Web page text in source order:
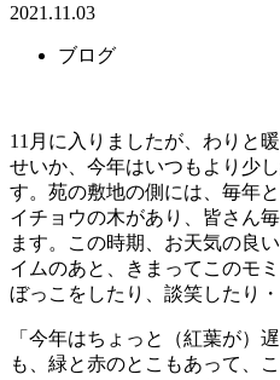
2021.11.03
ブログ
11月に入りましたが、わりと
せいか、今年はいつもより少
す。苑の敷地の側には、毎年
イチョウの木があり、皆さん
ます。この時期、お天気の良
イムのあと、きまってこのモ
ぼっこをしたり、談笑したり・
「今年はちょっと（紅葉が）
も、緑と赤のとこもあって、